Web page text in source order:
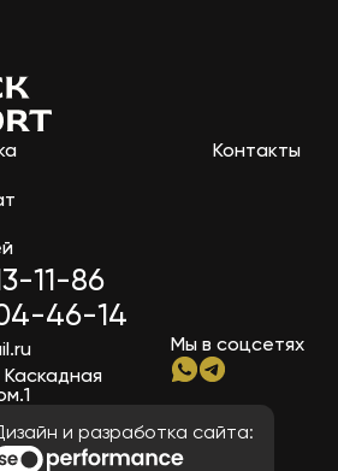
11-86
46-14
Контакты
Каскадная
Мы в соцсетях
и разработка сайта: